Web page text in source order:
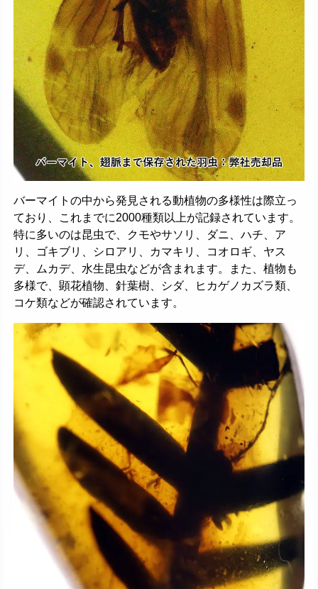
バーマイトの中から発見される動植物の多様性は際立っ
ており、これまでに2000種類以上が記録されています。
特に多いのは昆虫で、クモやサソリ、ダニ、ハチ、ア
リ、ゴキブリ、シロアリ、カマキリ、コオロギ、ヤス
デ、ムカデ、水生昆虫などが含まれます。また、植物も
多様で、顕花植物、針葉樹、シダ、ヒカゲノカズラ類、
コケ類などが確認されています。